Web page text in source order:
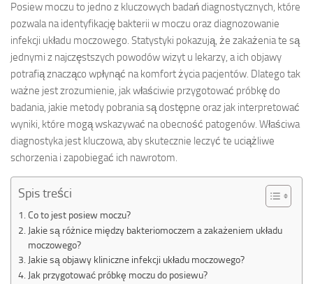
Posiew moczu to jedno z kluczowych badań diagnostycznych, które
pozwala na identyfikację bakterii w moczu oraz diagnozowanie
infekcji układu moczowego. Statystyki pokazują, że zakażenia te są
jednymi z najczęstszych powodów wizyt u lekarzy, a ich objawy
potrafią znacząco wpłynąć na komfort życia pacjentów. Dlatego tak
ważne jest zrozumienie, jak właściwie przygotować próbkę do
badania, jakie metody pobrania są dostępne oraz jak interpretować
wyniki, które mogą wskazywać na obecność patogenów. Właściwa
diagnostyka jest kluczowa, aby skutecznie leczyć te uciążliwe
schorzenia i zapobiegać ich nawrotom.
Spis treści
Co to jest posiew moczu?
Jakie są różnice między bakteriomoczem a zakażeniem układu
moczowego?
Jakie są objawy kliniczne infekcji układu moczowego?
Jak przygotować próbkę moczu do posiewu?